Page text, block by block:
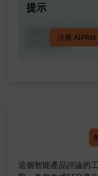
提示
此提示通过实时爬
的产品评论
注册
這個智能產品評論的